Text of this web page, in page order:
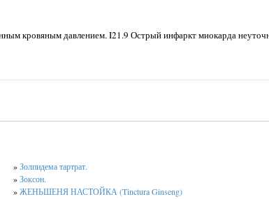
кровяным давлением. I21.9 Острый инфаркт миокарда
»Золпидема тартрат.
»Зоксон.
»ЖЕНЬШЕНЯ НАСТОЙКА (Tinctura Ginseng)